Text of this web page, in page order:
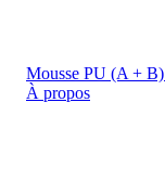
Mousse PU (A + B)
À propos